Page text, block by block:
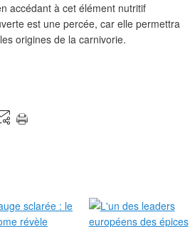
accédant à cet élément nutritif
est une percée, car elle permettra
origines de la carnivorie.